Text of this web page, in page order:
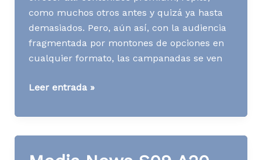
como muchos otros antes y quizá ya hasta
demasiados. Pero, aún así, con la audiencia
fragmentada por montones de opciones en
cualquier formato, las campanadas se ven
Media
S50
Leer entrada »